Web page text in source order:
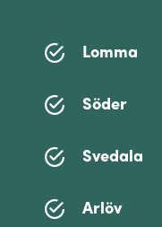
Lomma
Söder
Svedala
Arlöv